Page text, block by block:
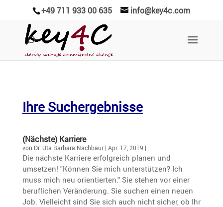
+49 711 933 00 635 info@key4c.com
Ihre Suchergebnisse
(Nächste) Karriere
von Dr. Uta Barbara Nachbaur| Apr. 17, 2019 |
Die nächste Karriere erfolgreich planen und
umsetzen! "Können Sie mich unterstützen? Ich
muss mich neu orientierten." Sie stehen vor einer
beruflichen Veränderung. Sie suchen einen neuen
Job. Vielleicht sind Sie sich auch nicht sicher, ob Ihr